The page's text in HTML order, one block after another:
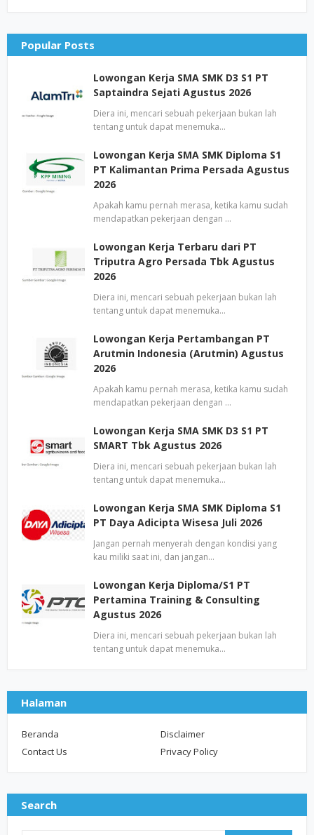
Popular Posts
Lowongan Kerja SMA SMK D3 S1 PT
Saptaindra Sejati Agustus 2026
Diera ini, mencari sebuah pekerjaan bukan lah
tentang untuk dapat menemuka…
Lowongan Kerja SMA SMK Diploma S1
PT Kalimantan Prima Persada Agustus
2026
Apakah kamu pernah merasa, ketika kamu sudah
mendapatkan pekerjaan dengan …
Lowongan Kerja Terbaru dari PT
Triputra Agro Persada Tbk Agustus
2026
Diera ini, mencari sebuah pekerjaan bukan lah
tentang untuk dapat menemuka…
Lowongan Kerja Pertambangan PT
Arutmin Indonesia (Arutmin) Agustus
2026
Apakah kamu pernah merasa, ketika kamu sudah
mendapatkan pekerjaan dengan …
Lowongan Kerja SMA SMK D3 S1 PT
SMART Tbk Agustus 2026
Diera ini, mencari sebuah pekerjaan bukan lah
tentang untuk dapat menemuka…
Lowongan Kerja SMA SMK Diploma S1
PT Daya Adicipta Wisesa Juli 2026
Jangan pernah menyerah dengan kondisi yang
kau miliki saat ini, dan jangan…
Lowongan Kerja Diploma/S1 PT
Pertamina Training & Consulting
Agustus 2026
Diera ini, mencari sebuah pekerjaan bukan lah
tentang untuk dapat menemuka…
Halaman
Beranda
Disclaimer
Contact Us
Privacy Policy
Search